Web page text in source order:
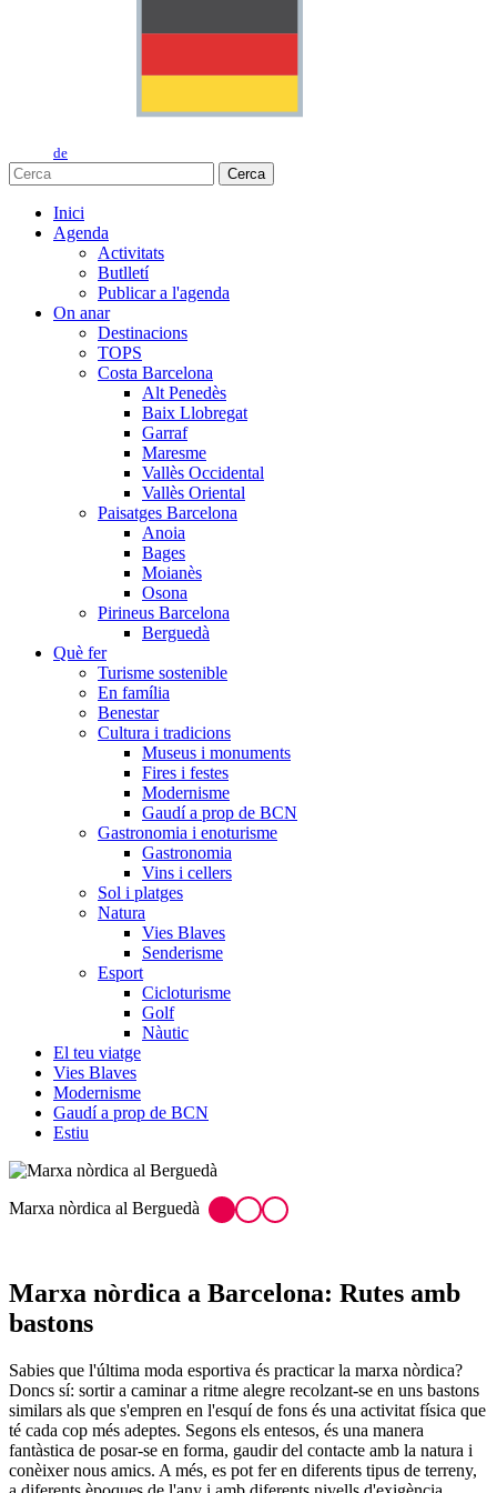
de
Cerca
Inici
Agenda
Activitats
Butlletí
Publicar a l'agenda
On anar
Destinacions
TOPS
Costa Barcelona
Alt Penedès
Baix Llobregat
Garraf
Maresme
Vallès Occidental
Vallès Oriental
Paisatges Barcelona
Anoia
Bages
Moianès
Osona
Pirineus Barcelona
Berguedà
Què fer
Turisme sostenible
En família
Benestar
Cultura i tradicions
Museus i monuments
Fires i festes
Modernisme
Gaudí a prop de BCN
Gastronomia i enoturisme
Gastronomia
Vins i cellers
Sol i platges
Natura
Vies Blaves
Senderisme
Esport
Cicloturisme
Golf
Nàutic
El teu viatge
Vies Blaves
Modernisme
Gaudí a prop de BCN
Estiu
Un esport de moda
Marxa nòrdica a Barcelona: Rutes amb
bastons
Sabies que l'última moda esportiva és practicar la marxa nòrdica?
Doncs sí: sortir a caminar a ritme alegre recolzant-se en uns bastons
similars als que s'empren en l'esquí de fons és una activitat física que
té cada cop més adeptes. Segons els entesos, és una manera
fantàstica de posar-se en forma, gaudir del contacte amb la natura i
conèixer nous amics. A més, es pot fer en diferents tipus de terreny,